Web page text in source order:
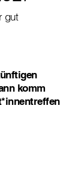
gut
komm